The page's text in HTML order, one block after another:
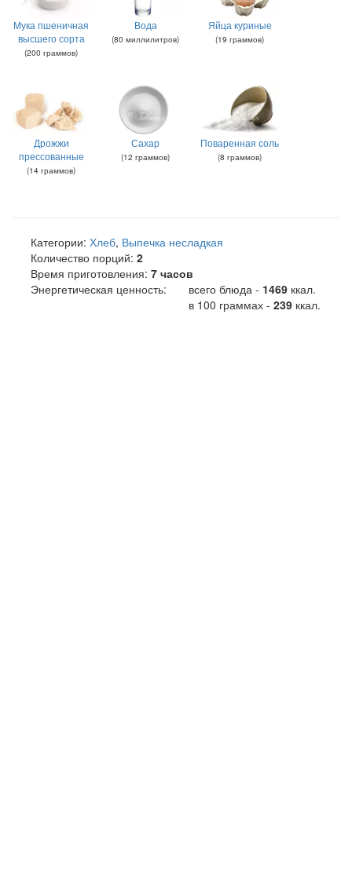
Мука пшеничная
высшего сорта
(200 граммов)
Вода
(80 миллилитров)
Яйца куриные
(19 граммов)
Дрожжи
прессованные
(14 граммов)
Сахар
(12 граммов)
Поваренная соль
(8 граммов)
Категории: Хлеб, Выпечка несладкая
Количество порций: 2
Время приготовления: 7 часов
Энергетическая ценность:
всего блюда - 1469 ккал.
в 100 граммах - 239 ккал.